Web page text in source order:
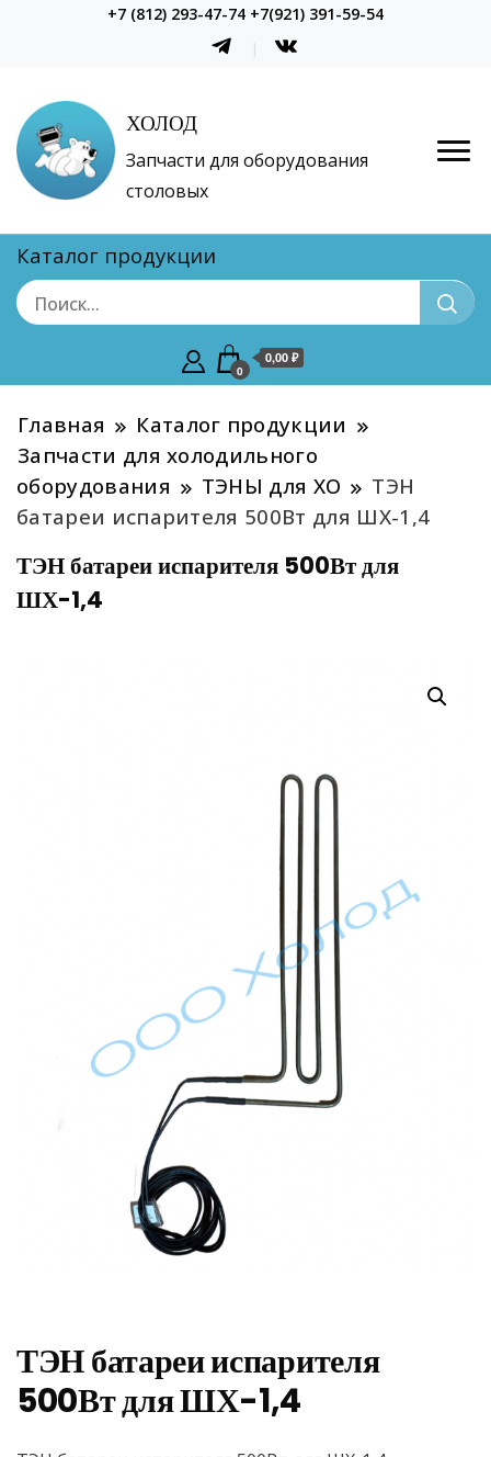
+7 (812) 293-47-74 +7(921) 391-59-54
ХОЛОД
Запчасти для оборудования
столовых
Каталог продукции
0
0,00 ₽
Главная
Каталог продукции
Запчасти для холодильного
оборудования
ТЭНЫ для ХО
ТЭН
батареи испарителя 500Вт для ШХ-1,4
ТЭН батареи испарителя 500Вт для
ШХ-1,4
ТЭН батареи испарителя
500Вт для ШХ-1,4